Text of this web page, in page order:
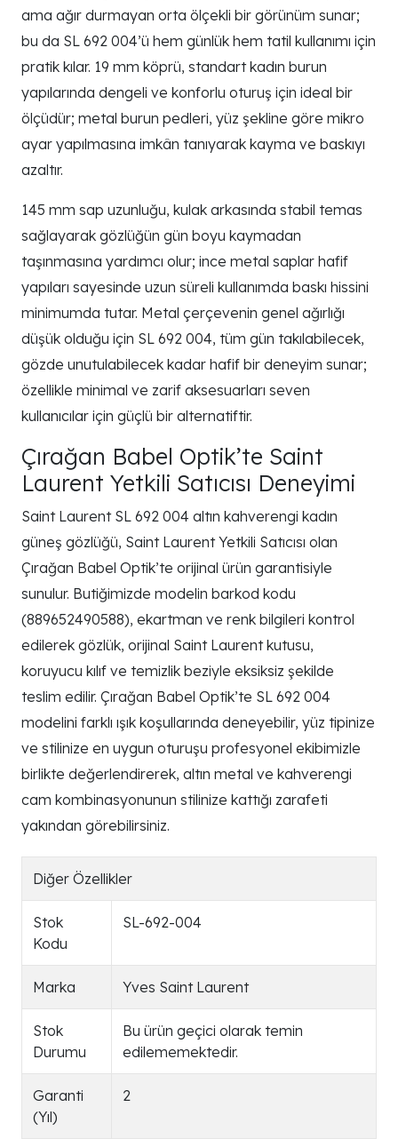
ama ağır durmayan orta ölçekli bir görünüm sunar;
bu da SL 692 004’ü hem günlük hem tatil kullanımı için
pratik kılar. 19 mm köprü, standart kadın burun
yapılarında dengeli ve konforlu oturuş için ideal bir
ölçüdür; metal burun pedleri, yüz şekline göre mikro
ayar yapılmasına imkân tanıyarak kayma ve baskıyı
azaltır.
145 mm sap uzunluğu, kulak arkasında stabil temas
sağlayarak gözlüğün gün boyu kaymadan
taşınmasına yardımcı olur; ince metal saplar hafif
yapıları sayesinde uzun süreli kullanımda baskı hissini
minimumda tutar. Metal çerçevenin genel ağırlığı
düşük olduğu için SL 692 004, tüm gün takılabilecek,
gözde unutulabilecek kadar hafif bir deneyim sunar;
özellikle minimal ve zarif aksesuarları seven
kullanıcılar için güçlü bir alternatiftir.
Çırağan Babel Optik’te Saint
Laurent Yetkili Satıcısı Deneyimi
Saint Laurent SL 692 004 altın kahverengi kadın
güneş gözlüğü, Saint Laurent Yetkili Satıcısı olan
Çırağan Babel Optik’te orijinal ürün garantisiyle
sunulur. Butiğimizde modelin barkod kodu
(889652490588), ekartman ve renk bilgileri kontrol
edilerek gözlük, orijinal Saint Laurent kutusu,
koruyucu kılıf ve temizlik beziyle eksiksiz şekilde
teslim edilir. Çırağan Babel Optik’te SL 692 004
modelini farklı ışık koşullarında deneyebilir, yüz tipinize
ve stilinize en uygun oturuşu profesyonel ekibimizle
birlikte değerlendirerek, altın metal ve kahverengi
cam kombinasyonunun stilinize kattığı zarafeti
yakından görebilirsiniz.
Diğer Özellikler
Stok
Kodu
SL-692-004
Marka Yves Saint Laurent
Stok
Durumu
Bu ürün geçici olarak temin
edilememektedir.
Garanti
(Yıl)
2